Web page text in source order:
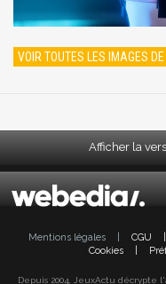
VOIR TOUTES LES IMAGES
Afficher la
Mentions légales CGU
Cookies
Depuis 2004, JeuxActu